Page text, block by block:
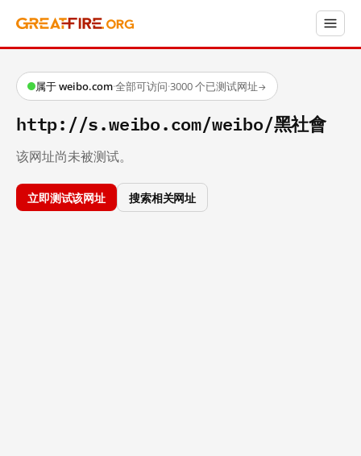
属于 weibo.com·全部可访问·3000 个已测试网址→
http://s.weibo.com/weibo/黑社會
该网址尚未被测试。
立即测试该网址 搜索相关网址